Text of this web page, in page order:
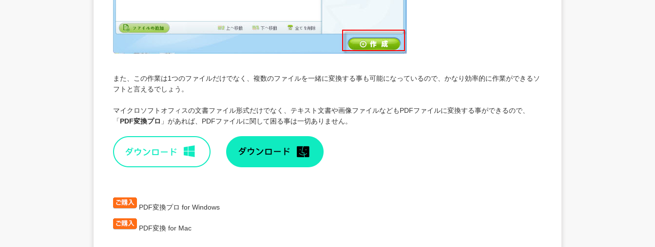
また、この作業は1つのファイルだけでなく、複数のファイルを一緒に変換する事も可能になっているので、かなり効率的に作業ができるソ
フトと言えるでしょう。
マイクロソフトオフィスの文書ファイル形式だけでなく、テキスト文書や画像ファイルなどもPDFファイルに変換する事ができるので、
「PDF変換プロ 」があれば、PDFファイルに関して困る事は一切ありません。
PDF変換プロ for Windows
PDF変換 for Mac